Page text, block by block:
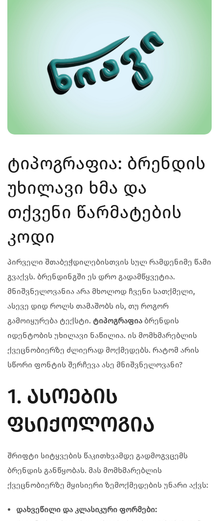
ტიპოგრაფია: ბრენდის
უხილავი ხმა და
თქვენი წარმატების
კოდი
პირველი შთაბეჭდილებისთვის სულ რამდენიმე წამი
გვაქვს. ბრენდინგში ეს დრო გადამწყვეტია.
მნიშვნელოვანია არა მხოლოდ ჩვენი სათქმელი,
ასევე დიდ როლს თამაშობს ის, თუ როგორ
გამოიყურება ტექსტი. ტიპოგრაფია ბრენდის
იდენტობის უხილავი ნაწილია. ის მომხმარებლის
ქვეცნობიერზე ძლიერად მოქმედებს. რატომ არის
სწორი ფონტის შერჩევა ასე მნიშვნელოვანი?
1. ᲐᲡᲝᲔᲑᲘᲡ
ᲤᲡᲘᲥᲝᲚᲝᲒᲘᲐ
შრიფტი სიტყვების წაკითხვამდე გადმოგვცემს
ბრენდის განწყობას. მას მომხმარებლის
ქვეცნობიერზე მყისიერი ზემოქმედების უნარი აქვს:
დახვეწილი და კლასიკური ფორმები: